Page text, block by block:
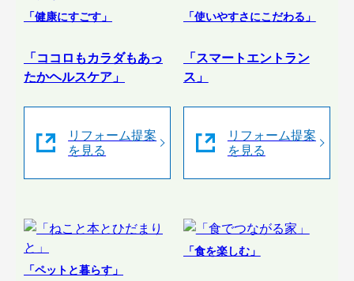
「健康にすごす」
「ココロもカラダもあっ
たかヘルスケア」
リフォーム提案
を見る
「使いやすさにこだわる」
「スマートエントラン
ス」
リフォーム提案
を見る
「ペットと暮らす」
「食を楽しむ」